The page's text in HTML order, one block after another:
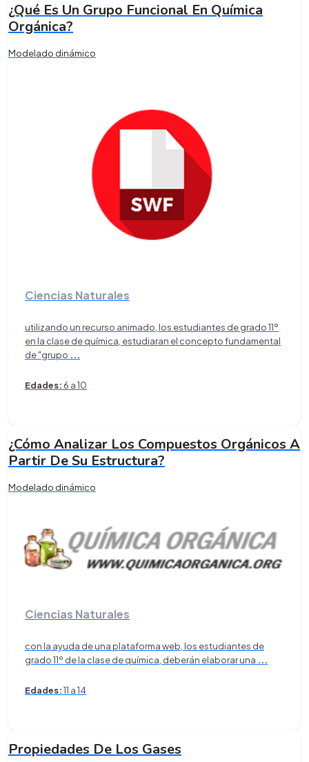
¿Qué Es Un Grupo Funcional En Química
Orgánica?
Modelado dinámico
Ciencias Naturales
utilizando un recurso animado, los estudiantes de grado 11º
en la clase de química, estudiaran el concepto fundamental
de "grupo ...
Edades: 6 a 10
¿Cómo Analizar Los Compuestos Orgánicos A
Partir De Su Estructura?
Modelado dinámico
Ciencias Naturales
con la ayuda de una plataforma web, los estudiantes de
grado 11º de la clase de química, deberán elaborar una ...
Edades:11 a 14
Propiedades De Los Gases